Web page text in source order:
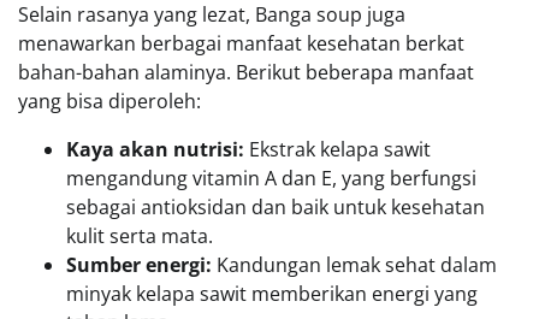
Selain rasanya yang lezat, Banga soup juga
menawarkan berbagai manfaat kesehatan berkat
bahan-bahan alaminya. Berikut beberapa manfaat
yang bisa diperoleh:
Kaya akan nutrisi: Ekstrak kelapa sawit
mengandung vitamin A dan E, yang berfungsi
sebagai antioksidan dan baik untuk kesehatan
kulit serta mata.
Sumber energi: Kandungan lemak sehat dalam
minyak kelapa sawit memberikan energi yang